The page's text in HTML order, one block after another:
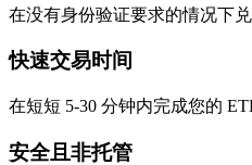
在没有身份验证要求的情况下兑
快速交易时间
在短短 5-30 分钟内完成您的
安全且非托管